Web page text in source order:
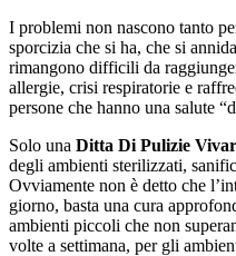
I problemi non nascono tanto
sporcizia che si ha, che si
rimangono difficili da
allergie, crisi respiratorie e
persone che hanno una salute
Solo una Ditta Di Pulizie
degli ambienti sterilizzati,
Ovviamente non è detto che
giorno, basta una cura
ambienti piccoli che non
volte a settimana, per gli